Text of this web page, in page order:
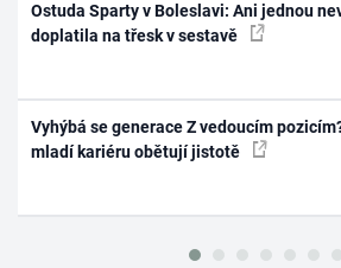
Ostuda Sparty v Boleslavi: Ani jednou
doplatila na třesk v sestavě
Vyhýbá se generace Z vedoucím
mladí kariéru obětují jistotě